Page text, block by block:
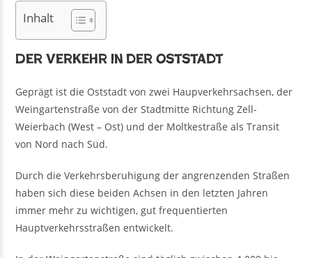
Inhalt
Der Verkehr in der Oststadt
Geprägt ist die Oststadt von zwei Haupverkehrsachsen, der
Weingartenstraße von der Stadtmitte Richtung Zell-
Weierbach (West – Ost) und der Moltkestraße als Transit
von Nord nach Süd.
Durch die Verkehrsberuhigung der angrenzenden Straßen
haben sich diese beiden Achsen in den letzten Jahren
immer mehr zu wichtigen, gut frequentierten
Hauptverkehrsstraßen entwickelt.